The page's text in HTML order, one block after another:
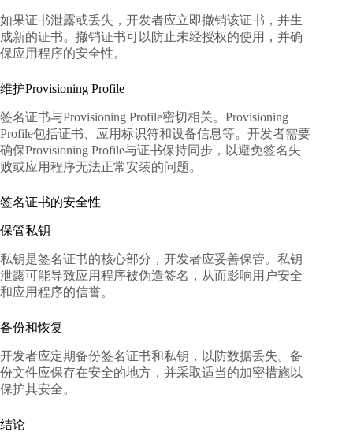
如果证书泄露或丢失，开发者应立即撤销该证书，并生
成新的证书。撤销证书可以防止未经授权的使用，并确
保应用程序的安全性。
维护Provisioning Profile
签名证书与Provisioning Profile密切相关。Provisioning
Profile包括证书、应用标识符和设备信息等。开发者需要
确保Provisioning Profile与证书保持同步，以避免签名失
败或应用程序无法正常安装的问题。
签名证书的安全性
保管私钥
私钥是签名证书的核心部分，开发者应妥善保管。私钥
泄露可能导致应用程序被伪造签名，从而影响用户安全
和应用程序的信誉。
备份和恢复
开发者应定期备份签名证书和私钥，以防数据丢失。备
份文件应保存在安全的地方，并采取适当的加密措施以
保护其安全。
结论